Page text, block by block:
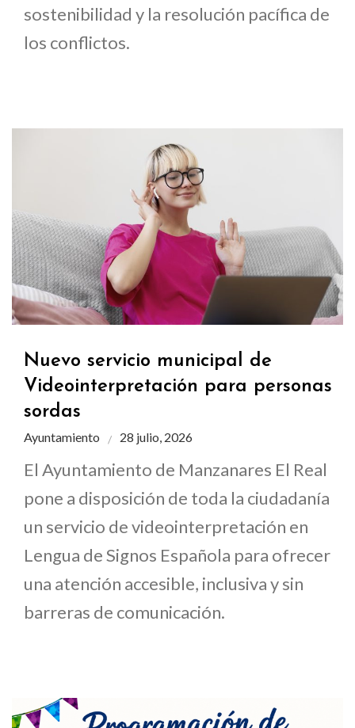
sostenibilidad y la resolución pacífica de
los conflictos.
Nuevo servicio municipal de
Videointerpretación para personas
sordas
Ayuntamiento 28 julio, 2026
El Ayuntamiento de Manzanares El Real
pone a disposición de toda la ciudadanía
un servicio de videointerpretación en
Lengua de Signos Española para ofrecer
una atención accesible, inclusiva y sin
barreras de comunicación.